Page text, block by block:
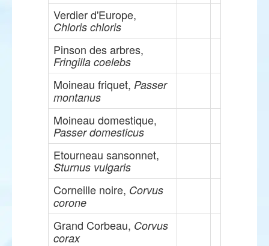
Verdier d'Europe,
Chloris chloris
Pinson des arbres,
Fringilla coelebs
Moineau friquet, Passer
montanus
Moineau domestique,
Passer domesticus
Etourneau sansonnet,
Sturnus vulgaris
Corneille noire, Corvus
corone
Grand Corbeau, Corvus
corax